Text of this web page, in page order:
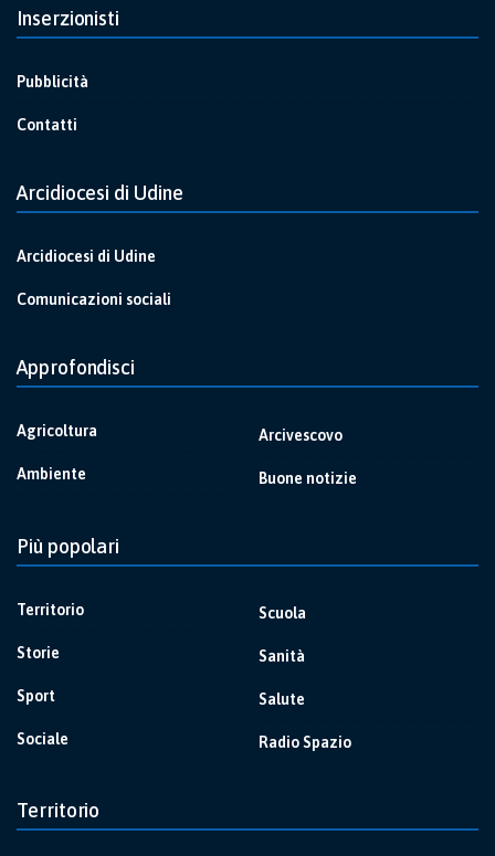
Inserzionisti
Pubblicità
Contatti
Arcidiocesi di Udine
Arcidiocesi di Udine
Comunicazioni sociali
Approfondisci
Agricoltura
Ambiente
Arcivescovo
Buone notizie
Più popolari
Territorio
Storie
Sport
Sociale
Scuola
Sanità
Salute
Radio Spazio
Territorio